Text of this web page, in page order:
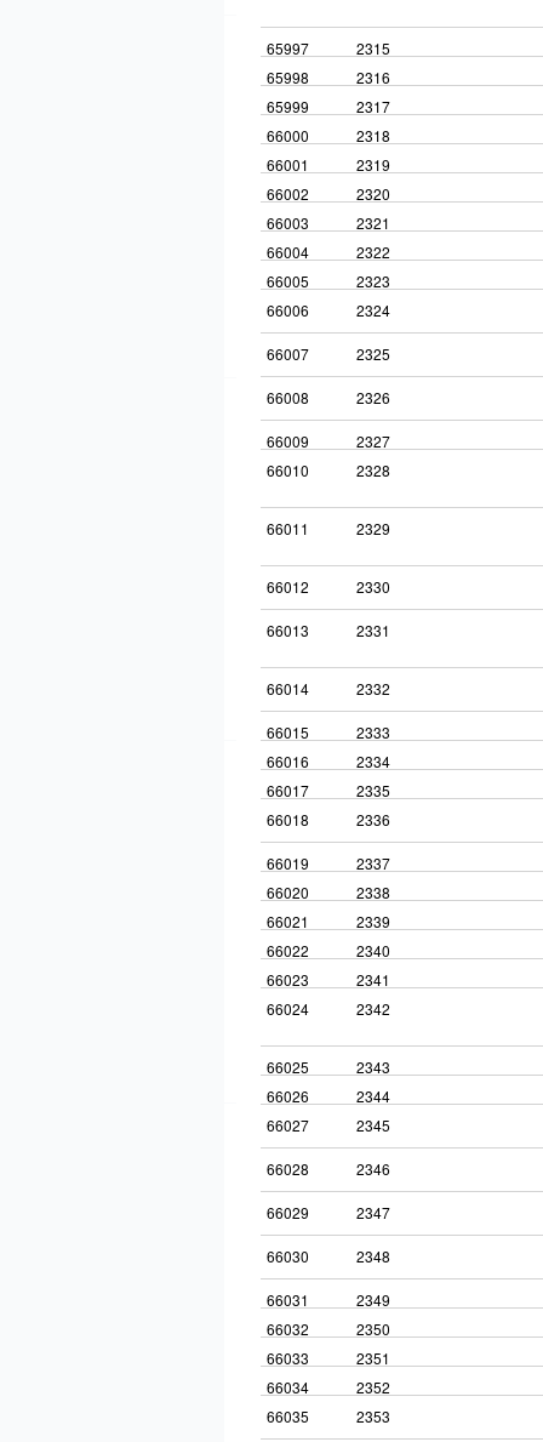
65997
2315
65998
2316
65999
2317
66000
2318
66001
2319
66002
2320
66003
2321
66004
2322
66005
2323
66006
2324
66007 2325
66008 2326
66009
2327
66010
2328
66011 2329
66012 2330
66013 2331
66014 2332
66015
2333
66016
2334
66017
2335
66018
2336
66019
2337
66020
2338
66021
2339
66022
2340
66023
2341
66024
2342
66025
2343
66026
2344
66027
2345
66028 2346
66029 2347
66030 2348
66031
2349
66032
2350
66033
2351
66034
2352
66035
2353